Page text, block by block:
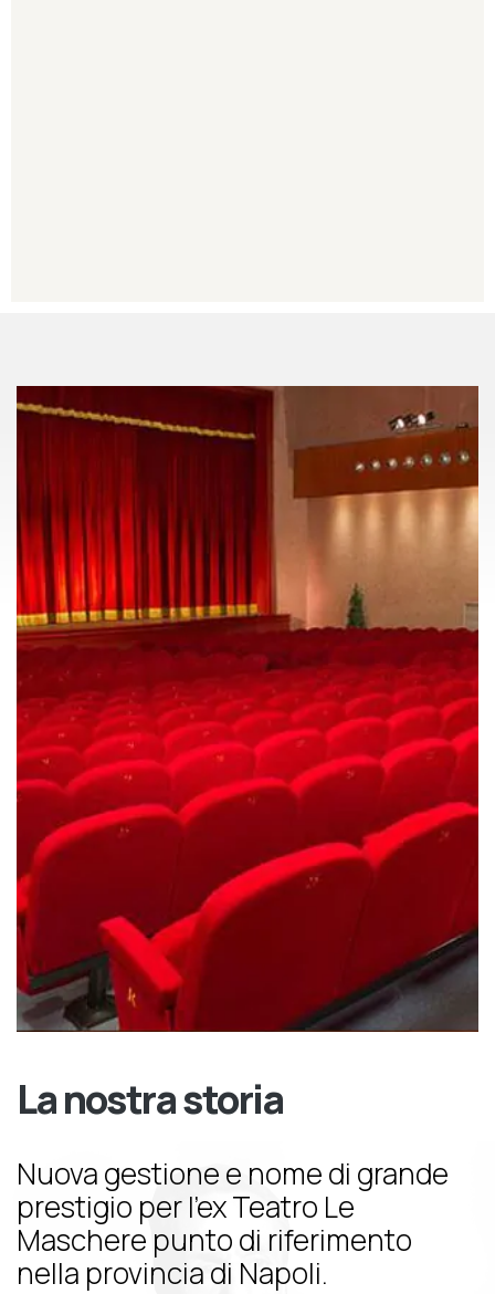
La nostra storia
Nuova gestione e nome di grande
prestigio per l’ex Teatro Le
Maschere punto di riferimento
nella provincia di Napoli.